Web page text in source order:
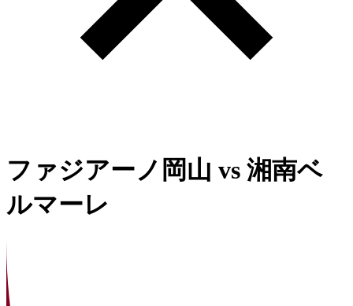
ファジアーノ岡山 vs 湘南ベ
ルマーレ